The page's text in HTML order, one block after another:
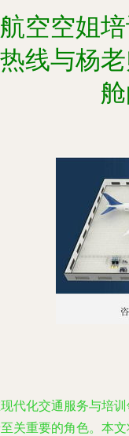
航空空姐
热线与杨
代化交通服务与培
关重要的角色。本